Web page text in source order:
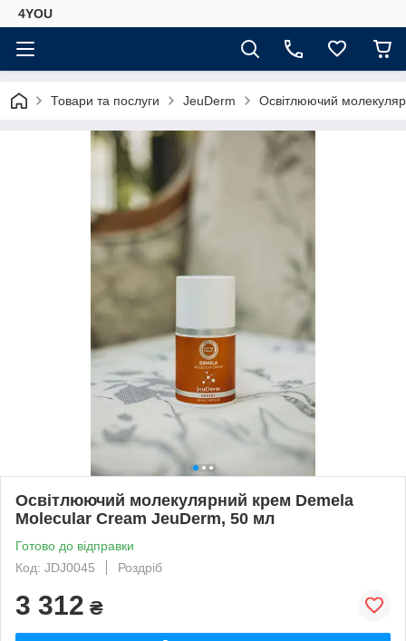
4YOU
Товари та послуги JeuDerm Освітлюючий
Освітлюючий молекулярний крем Demela
Molecular Cream JeuDerm, 50 мл
Готово до відправки
Код: JDJ0045
Роздріб
3 312 ₴